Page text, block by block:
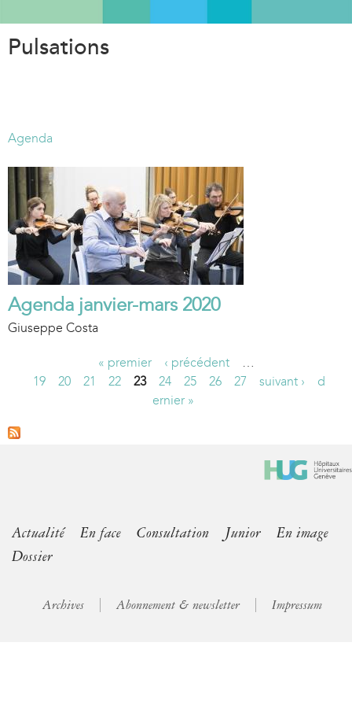
Pulsations
Agenda
Agenda janvier-mars 2020
Giuseppe Costa
g
« premier ‹ précédent
…
19
20 21 22 23 24 25 26 27 suivant ›
d
ernier »
Actualité En face Consultation Junior
En image
Dossier
Archives Abonnement & newsletter Impressum